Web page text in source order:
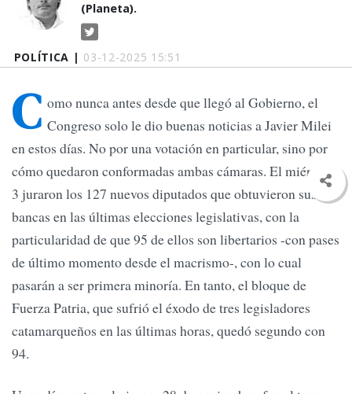
POLÍTICA | 03-12-2025 15:51
(Planeta).
C omo nunca antes desde que llegó al Gobierno, el
Congreso solo le dio buenas noticias a Javier Milei
en estos días. No por una votación en particular, sino por
cómo quedaron conformadas ambas cámaras. El miércoles
3 juraron los 127 nuevos diputados que obtuvieron sus
bancas en las últimas elecciones legislativas, con la
particularidad de que 95 de ellos son libertarios -con pases
de último momento desde el macrismo-, con lo cual
pasarán a ser primera minoría. En tanto, el bloque de
Fuerza Patria, que sufrió el éxodo de tres legisladores
catamarqueños en las últimas horas, quedó segundo con
94.